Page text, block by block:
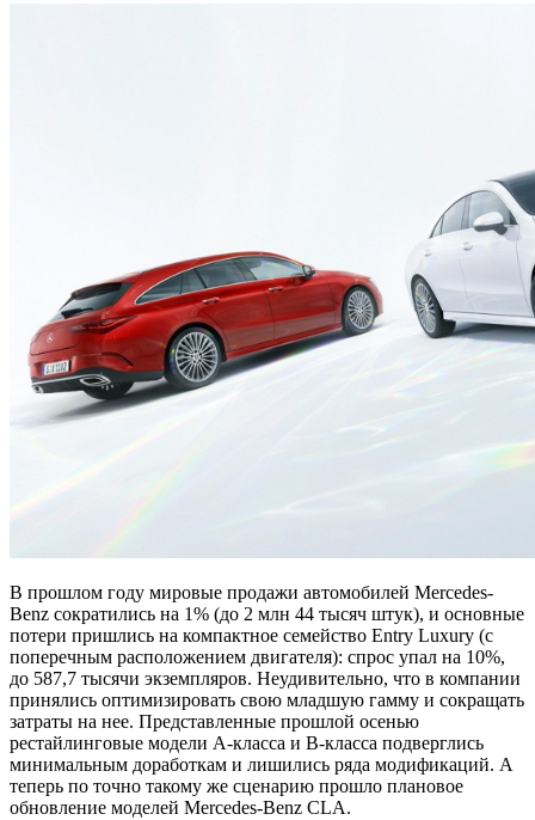
В прошлом году мировые продажи автомобилей Mercedes-
Benz сократились на 1% (до 2 млн 44 тысяч штук), и основные
потери пришлись на компактное семейство Entry Luxury (с
поперечным расположением двигателя): спрос упал на 10%,
до 587,7 тысячи экземпляров. Неудивительно, что в компании
принялись оптимизировать свою младшую гамму и сокращать
затраты на нее. Представленные прошлой осенью
рестайлинговые модели A-класса и B-класса подверглись
минимальным доработкам и лишились ряда модификаций. А
теперь по точно такому же сценарию прошло плановое
обновление моделей Mercedes-Benz CLA.